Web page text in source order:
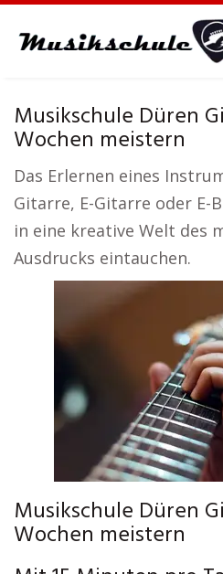
Musikschule Düren
Wochen meistern
Das Erlernen eines
Gitarre, E-Gitarre oder E-
in eine kreative Welt des
Ausdrucks eintauchen.
Musikschule Düren
Wochen meistern